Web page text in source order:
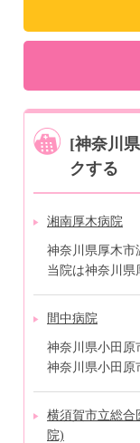
[神奈川
クする
湘南厚木病院
神奈川県厚木市
当院は神奈川県
間中病院
神奈川県小田原
神奈川県小田原
横須賀市立総合
院)